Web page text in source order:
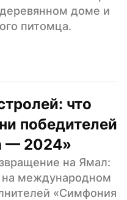
доме и
питомца.
что
победителей
— 2024»
на Ямал:
на международном
«Симфония